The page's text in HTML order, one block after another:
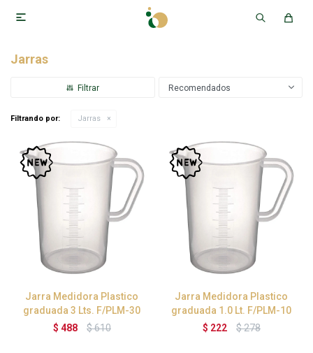

Jarras
Recomendados
Filtrando por: Jarras
Jarra Medidora Plastico
graduada 3 Lts. F/PLM-30
$ 488 $610
Jarra Medidora Plastico
graduada 1.0 Lt. F/PLM-10
$ 222 $278